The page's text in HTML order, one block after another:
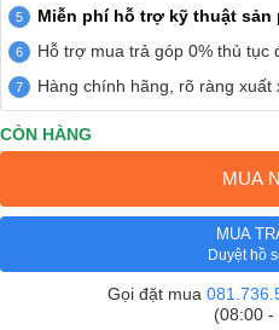
Miễn phí hỗ trợ kỹ thuật sản
Hỗ trợ mua trả góp 0% thủ tục
Hàng chính hãng, rõ ràng xuất
CÒN HÀNG
MUA
MUA
Duyệt hồ
Gọi đặt mua
(08:00 -